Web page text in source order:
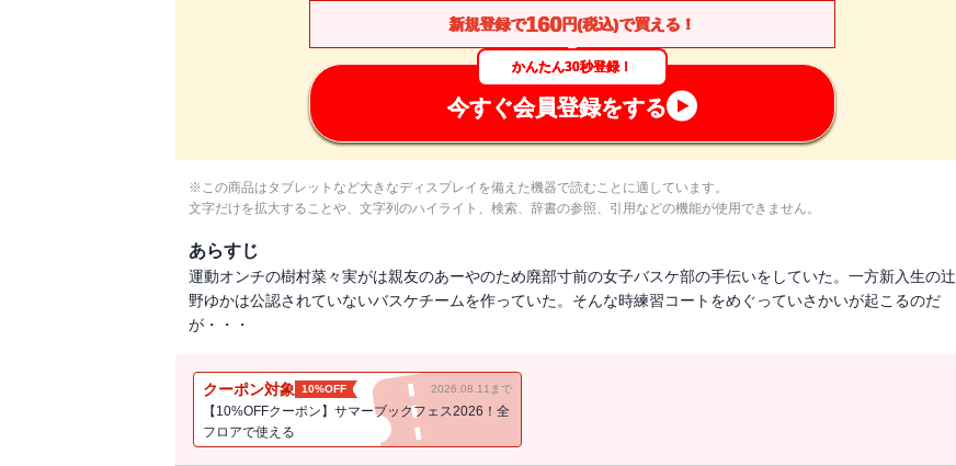
新規登録で160円(税込)で買える！
かんたん30秒登録！
今すぐ会員登録をする
※この商品はタブレットなど大きなディスプレイを備えた機器で読むことに適しています。
文字だけを拡大することや、文字列のハイライト、検索、辞書の参照、引用などの機能が使用できません。
あらすじ
運動オンチの樹村菜々実がは親友のあーやのため廃部寸前の女子バスケ部の手伝いをしていた。一方新入生の辻
野ゆかは公認されていないバスケチームを作っていた。そんな時練習コートをめぐっていさかいが起こるのだ
が・・・
クーポン対象 10%OFF 2026.08.11まで
【10%OFFクーポン】サマーブックフェス2026！全
フロアで使える